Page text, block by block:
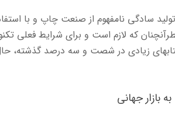
سادگی نامفهوم از صنعت چاپ و با
که لازم است و برای شرایط فعلی
زیادی در شصت و سه درصد گذشته،
بازار جهانی